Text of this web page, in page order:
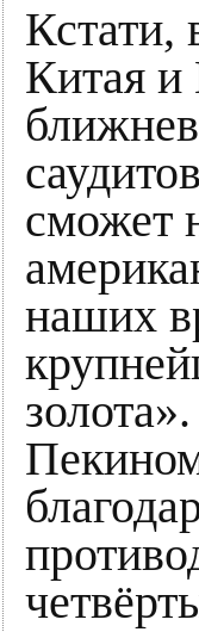
Кстати,
Китая и
сможет
наших